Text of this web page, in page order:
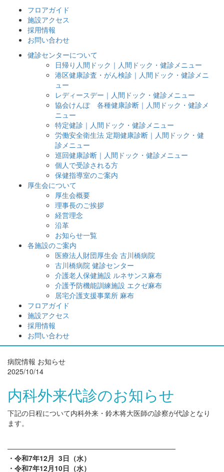
フロアガイド
施設アクセス
採用情報
お問い合わせ
健診センターについて
日帰り人間ドック｜人間ドック・健診メニュー
港区健康診査・がん検診｜人間ドック・健診メニ
ュー
レディースデー｜人間ドック・健診メニュー
協会けんぽ 各種健康診断｜人間ドック・健診メ
ニュー
特定健診｜人間ドック・健診メニュー
労働安全衛生法 定期健康診断｜人間ドック・健
診メニュー
巡回健康診断｜人間ドック・健診メニュー
個人で受診される方
保健指導室のご案内
厚生会について
厚生会概要
理事長のご挨拶
経営理念
沿革
お知らせ一覧
各施設のご案内
医療法人財団厚生会 古川橋病院
古川橋病院 健診センター
介護老人保健施設 ルネサンス麻布
介護予防機能訓練施設 エクゼ麻布
居宅介護支援事業所 麻布
フロアガイド
施設アクセス
採用情報
お問い合わせ
病院情報 お知らせ
2025/10/14
内科外来代診のお知らせ
下記の日程について内科外来・鈴木将大医師の診察が代診となり
ます。
————————————————————————
・令和7年12月 3日（水）
・令和7年12月10日（水）